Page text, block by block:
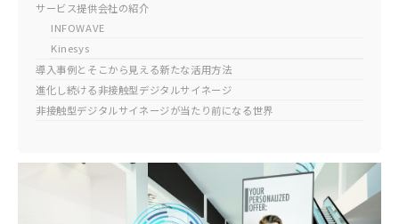
サービス提供会社の紹介
INFOWAVE
Kinesys
導入事例とそこから見える新たな活用方法
進化し続ける非接触型デジタルサイネージ
非接触型デジタルサイネージが当たり前になる世界